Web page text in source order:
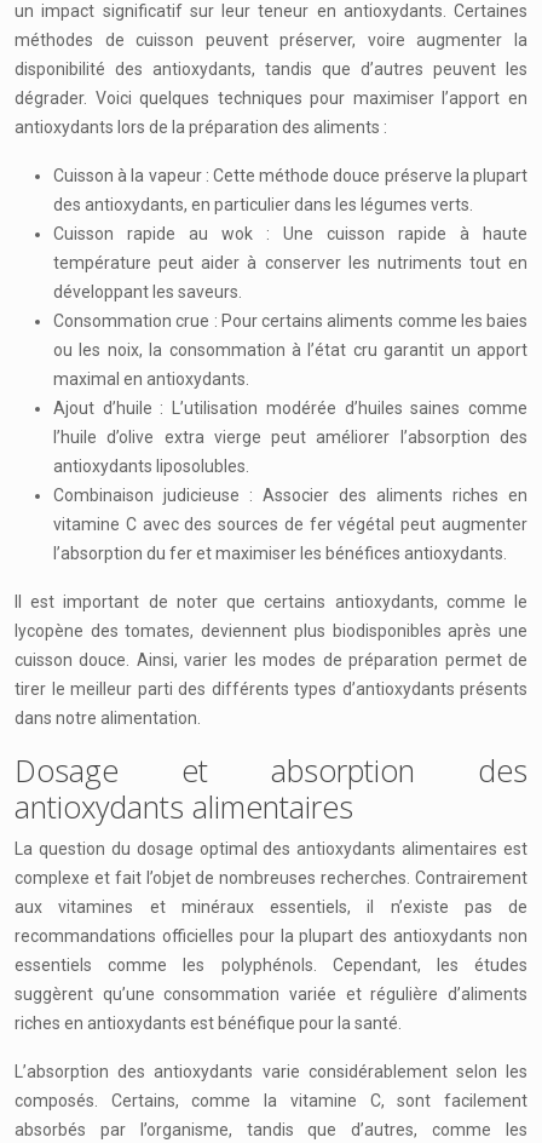
un impact significatif sur leur teneur en antioxydants. Certaines
méthodes de cuisson peuvent préserver, voire augmenter la
disponibilité des antioxydants, tandis que d’autres peuvent les
dégrader. Voici quelques techniques pour maximiser l’apport en
antioxydants lors de la préparation des aliments :
Cuisson à la vapeur : Cette méthode douce préserve la plupart
des antioxydants, en particulier dans les légumes verts.
Cuisson rapide au wok : Une cuisson rapide à haute
température peut aider à conserver les nutriments tout en
développant les saveurs.
Consommation crue : Pour certains aliments comme les baies
ou les noix, la consommation à l’état cru garantit un apport
maximal en antioxydants.
Ajout d’huile : L’utilisation modérée d’huiles saines comme
l’huile d’olive extra vierge peut améliorer l’absorption des
antioxydants liposolubles.
Combinaison judicieuse : Associer des aliments riches en
vitamine C avec des sources de fer végétal peut augmenter
l’absorption du fer et maximiser les bénéfices antioxydants.
Il est important de noter que certains antioxydants, comme le
lycopène des tomates, deviennent plus biodisponibles après une
cuisson douce. Ainsi, varier les modes de préparation permet de
tirer le meilleur parti des différents types d’antioxydants présents
dans notre alimentation.
Dosage et absorption des
antioxydants alimentaires
La question du dosage optimal des antioxydants alimentaires est
complexe et fait l’objet de nombreuses recherches. Contrairement
aux vitamines et minéraux essentiels, il n’existe pas de
recommandations officielles pour la plupart des antioxydants non
essentiels comme les polyphénols. Cependant, les études
suggèrent qu’une consommation variée et régulière d’aliments
riches en antioxydants est bénéfique pour la santé.
L’absorption des antioxydants varie considérablement selon les
composés. Certains, comme la vitamine C, sont facilement
absorbés par l’organisme, tandis que d’autres, comme les